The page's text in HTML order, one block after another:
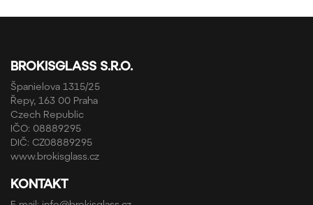
BROKISGLASS S.R.O.
Španielova 1315/25
Řepy, 163 00 Praha
Czech Republic
IČO: 08889295
DIČ: CZ08889295
www.brokisglass.cz
KONTAKT